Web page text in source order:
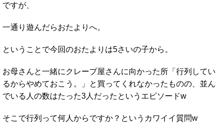
ですが、
一通り遊んだらおたよりへ。
ということで今回のおたよりは5さいの子から。
お母さんと一緒にクレープ屋さんに向かった所「行列してい
るからやめておこう。」と買ってくれなかったものの、並ん
でいる人の数はたった3人だったというエピソードw
そこで行列って何人からですか？というカワイイ質問w